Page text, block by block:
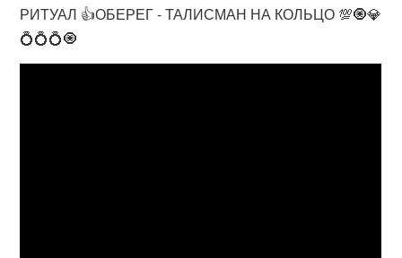
РИТУАЛ 👍ОБЕРЕГ - ТАЛИСМАН НА КОЛЬЦО 💯🧿💎
💍💍💍🧿